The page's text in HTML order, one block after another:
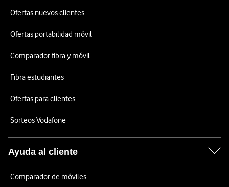
Ofertas nuevos clientes
Ofertas portabilidad móvil
Comparador fibra y móvil
Fibra estudiantes
Ofertas para clientes
Sorteos Vodafone
Ayuda al cliente
Comparador de móviles